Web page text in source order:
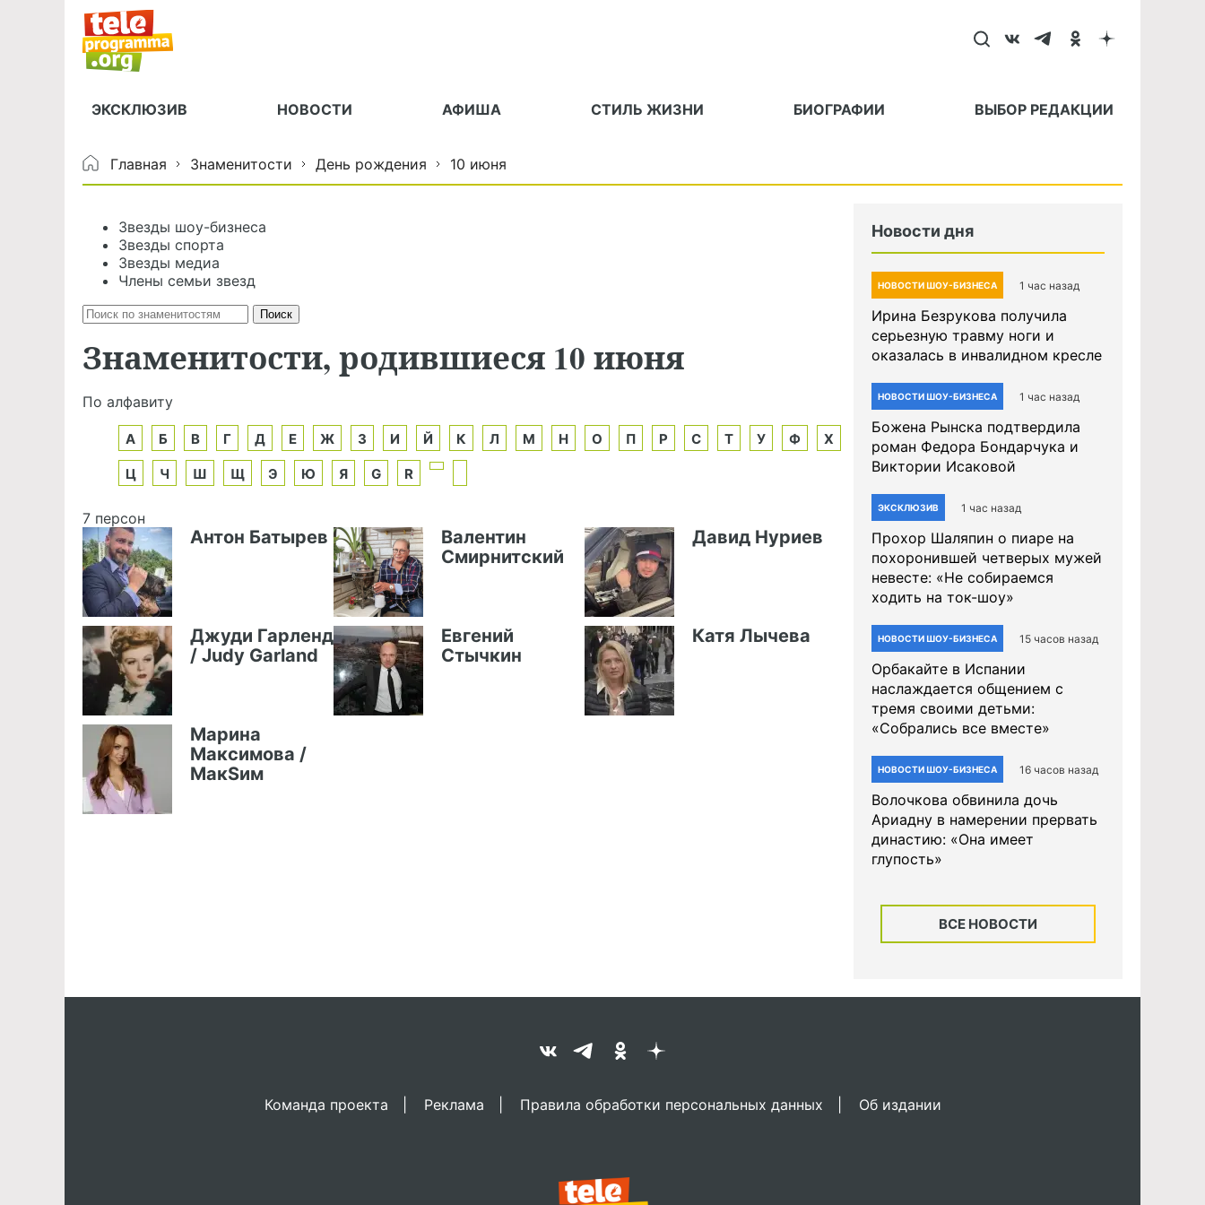
ЭКСКЛЮЗИВ НОВОСТИ АФИША СТИЛЬ ЖИЗНИ БИОГРАФИИ ВЫБОР РЕДАКЦИИ
Главная Знаменитости День рождения 10 июня
Звезды шоу-бизнеса
Звезды спорта
Звезды медиа
Члены семьи звезд
Знаменитости, родившиеся 10 июня
По алфавиту
А Б В Г Д Е Ж З И Й К Л М Н О П Р С Т У Ф Х
Ц Ч Ш Щ Э Ю Я G R
7 персон
Антон Батырев
Валентин
Смирнитский
Давид Нуриев
Джуди Гарленд
/ Judy Garland
Евгений
Стычкин
Катя Лычева
Марина
Максимова /
МакSим
Новости дня
НОВОСТИ ШОУ-БИЗНЕСА 1 час назад
Ирина Безрукова получила
серьезную травму ноги и
оказалась в инвалидном кресле
НОВОСТИ ШОУ-БИЗНЕСА 1 час назад
Божена Рынска подтвердила
роман Федора Бондарчука и
Виктории Исаковой
ЭКСКЛЮЗИВ 1 час назад
Прохор Шаляпин о пиаре на
похоронившей четверых мужей
невесте: «Не собираемся
ходить на ток-шоу»
НОВОСТИ ШОУ-БИЗНЕСА 15 часов назад
Орбакайте в Испании
наслаждается общением с
тремя своими детьми:
«Собрались все вместе»
НОВОСТИ ШОУ-БИЗНЕСА 16 часов назад
Волочкова обвинила дочь
Ариадну в намерении прервать
династию: «Она имеет
глупость»
ВСЕ НОВОСТИ
Команда проекта Реклама Правила обработки персональных данных Об издании